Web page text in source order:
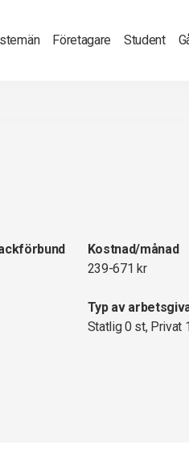
Företagare Student
Kostnad/månad
239-671 kr
Typ av
Statlig 0 st, Privat